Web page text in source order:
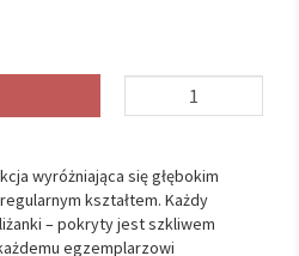
wyróżniająca się głębokim
kształtem. Każdy
– pokryty jest szkliwem
egzemplarzowi